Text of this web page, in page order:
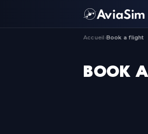
Accueil ›Book a flight
BOOK